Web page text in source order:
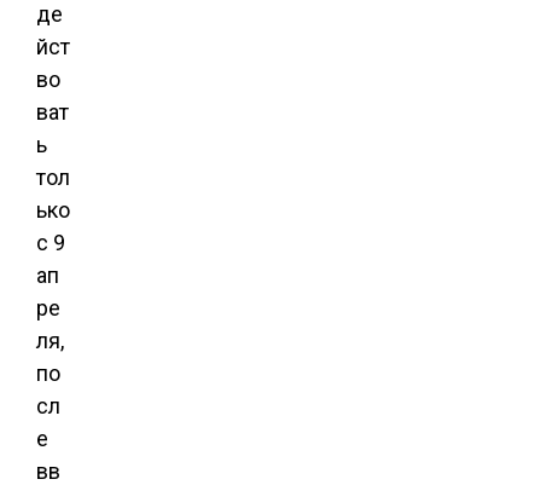
де
йст
во
ват
ь
тол
ько
с 9
ап
ре
ля,
по
сл
е
вв